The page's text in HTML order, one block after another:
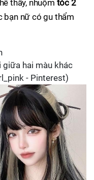
thấy, nhuộm tóc 2
bạn nữ có gu thẩm
hai màu khác
- Pinterest)